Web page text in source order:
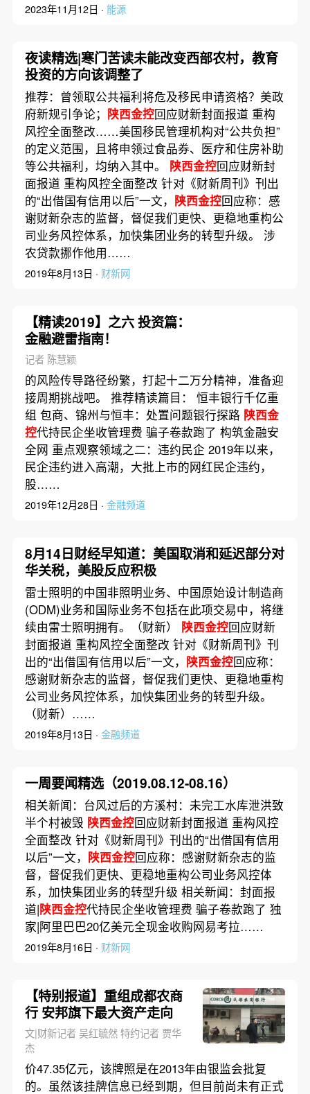
2023年11月12日 · 能源
夜读精选|寒门苦读未能改变西部农村，教育
投资的方向该调整了
推荐：曾领取公共福利将危及移民申请资格？美政
府新规引争论； 陕西金控回应财新封面报道 重构
风控全面整改……美国移民管理机构对“公共负担”
的定义范围，且将申领过食品券、医疗和住房补助
等公共福利，均纳入其中。 陕西金控回应财新封
面报道 重构风控全面整改 针对《财新周刊》刊出
的“出借国有信用以后”一文， 陕西金控回应称：感
谢财新杂志的监督，督促我们更快、更稳地重构公
司业务风控体系，加快集团业务的转型升级。 涉
农贷款挪作他用……
2019年8月13日 · 财新网
【精读2019】之六 投资篇：
金融避雷指南！
记者 陈慧颖
的风险传导路径纷繁，打起十二万分精神，准备迎
接周期挑战吧。 推荐精读篇目： 恒丰银行千亿重
组 包商、锦州与恒丰：处置问题银行探路 陕西金
控代持民企坐收管理费 骗子卷款跑了 构筑金融安
全网 重点观察领域之二：违约民企 2019年以来，
民企违约进入高潮，大批上市的网红民企违约，
股……
2019年12月28日 · 金融频道
8月14日财经早知道：美国取消和延迟部分对
华关税，美股反应积极
雷士照明的中国非照明业务、中国原始设计制造商
(ODM)业务和国际业务不包括在此项交易中，将继
续由雷士照明拥有。（财新） 陕西金控回应财新
封面报道 重构风控全面整改 针对《财新周刊》刊
出的“出借国有信用以后”一文， 陕西金控回应称：
感谢财新杂志的监督，督促我们更快、更稳地重构
公司业务风控体系，加快集团业务的转型升级。
（财新）……
2019年8月13日 · 金融频道
一周要闻精选（2019.08.12-08.16）
相关新闻：台风过后的方溪村：未完工水库泄洪致
半个村被毁 陕西金控回应财新封面报道 重构风控
全面整改 针对《财新周刊》刊出的“出借国有信用
以后”一文， 陕西金控回应称：感谢财新杂志的监
督，督促我们更快、更稳地重构公司业务风控体
系，加快集团业务的转型升级 相关新闻：封面报
道|陕西金控代持民企坐收管理费 骗子卷款跑了 独
家|阿里巴巴20亿美元全现金收购网易考拉……
2019年8月16日 · 财新网
【特别报道】重组成都农商
行 安邦旗下最大资产走向
文|财新记者 吴红毓然 特约记者 贾华
杰
价47.35亿元，该牌照是在2013年由银监会批复
的。虽然该挂牌信息已经到期，但目前尚未有正式